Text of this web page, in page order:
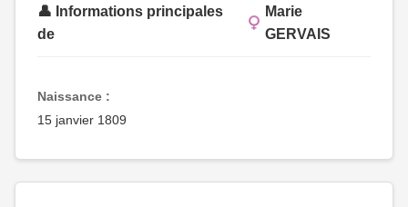
👤 Informations principales
de
Marie
GERVAIS
Naissance :
15 janvier 1809